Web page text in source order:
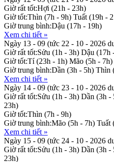
Giờ rất tốt:Hợi (21h - 23h)
Giờ tốt:Thìn (7h - 9h) Tuất (19h -
Giờ trung bình:Dậu (17h - 19h)
Xem chi tiết »
Ngày 13 - 09 (tức 22 - 10 - 2026
Giờ rất tốt:Sửu (1h - 3h) Dậu (17h
Giờ tốt:Tí (23h - 1h) Mão (5h - 7h)
Giờ trung bình:Dần (3h - 5h) Thìn
Xem chi tiết »
Ngày 14 - 09 (tức 23 - 10 - 2026
Giờ rất tốt:Sửu (1h - 3h) Dần (3h -
23h)
Giờ tốt:Thìn (7h - 9h)
Giờ trung bình:Mão (5h - 7h) Tuất
Xem chi tiết »
Ngày 15 - 09 (tức 24 - 10 - 2026
Giờ rất tốt:Sửu (1h - 3h) Dần (3h -
23h)